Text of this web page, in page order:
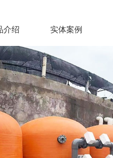
介绍 实体案例